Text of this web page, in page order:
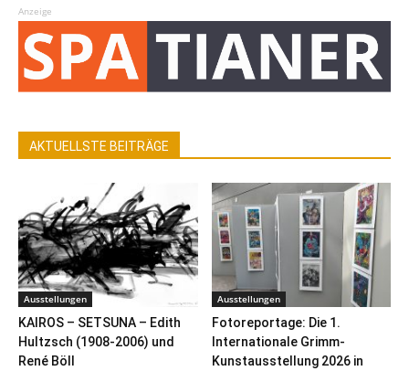
Anzeige
AKTUELLSTE BEITRÄGE
Ausstellungen
KAIROS – SETSUNA – Edith
Hultzsch (1908-2006) und
René Böll
Ausstellungen
Fotoreportage: Die 1.
Internationale Grimm-
Kunstausstellung 2026 in